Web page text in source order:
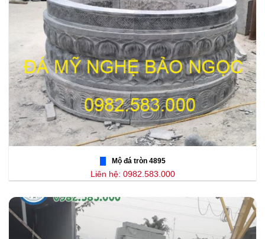
Mộ đá tròn 4895
Liên hệ: 0982.583.000